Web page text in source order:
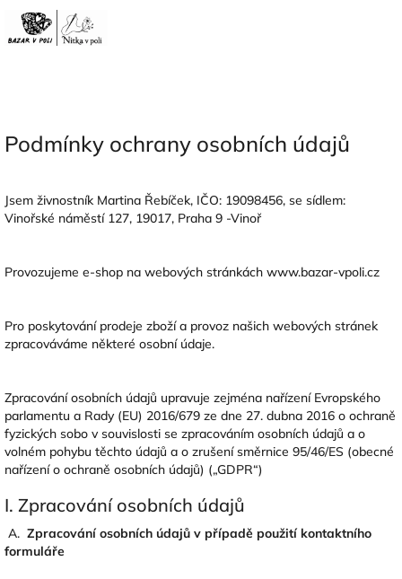
obsah
Podmínky ochrany osobních údajů
Jsem živnostník Martina Řebíček, IČO: 19098456, se sídlem:
Vinořské náměstí 127, 19017, Praha 9 -Vinoř
Provozujeme e-shop na webových stránkách www.bazar-vpoli.cz
Pro poskytování prodeje zboží a provoz našich webových stránek
zpracováváme některé osobní údaje.
Zpracování osobních údajů upravuje zejména nařízení Evropského
parlamentu a Rady (EU) 2016/679 ze dne 27. dubna 2016 o ochraně
fyzických sobo v souvislosti se zpracováním osobních údajů a o
volném pohybu těchto údajů a o zrušení směrnice 95/46/ES (obecné
nařízení o ochraně osobních údajů) („GDPR“)
I. Zpracování osobních údajů
A. Zpracování osobních údajů v případě použití kontaktního
formuláře